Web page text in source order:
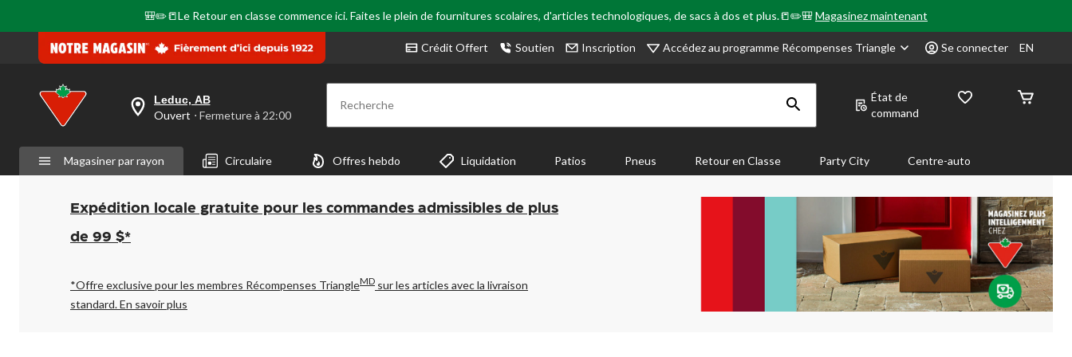
🎒✏️📒Le Retour en classe commence ici. Faites le plein de fournitures scolaires, d'articles technologiques, de sacs à dos et plus.📒✏️🎒Magasinez maintenant
Crédit Offert Soutien Inscription Accédez au programme Récompenses Triangle Se connecter EN
votre
est
Leduc,
AB,
Ouvert,
Fermeture
à
pour
changer
Leduc, AB
Ouvert ⋅ Fermeture à 22:00 Recherche
État de
command
Magasiner par rayon Circulaire Offres hebdo Liquidation Patios Pneus Retour en Classe Party City Centre-auto
Expédition locale gratuite pour les commandes admissibles de plus
de 99 $*
*Offre exclusive pour les membres Récompenses TriangleMD sur les articles avec la livraison
standard.En savoir plus